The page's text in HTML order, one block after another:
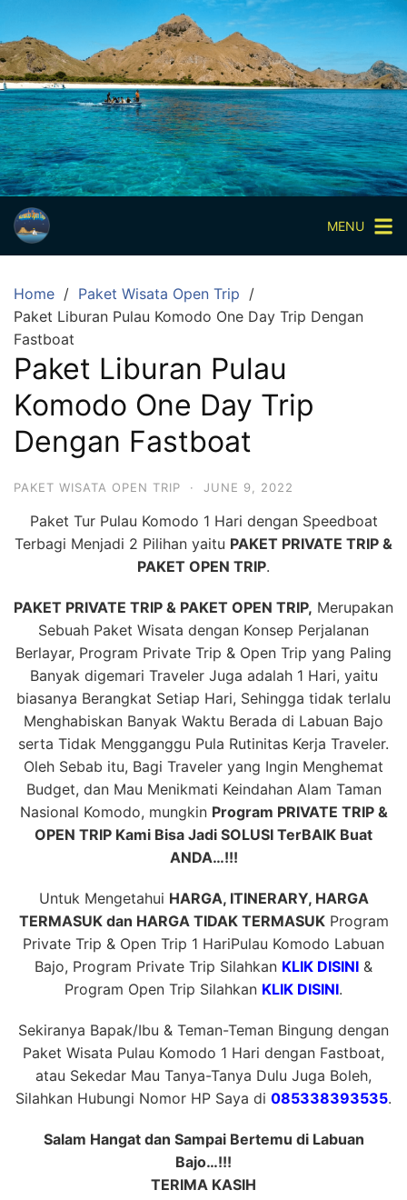
content
Paket
Wisata
Sharing
Trip
Komodo
Paket
Wisata
Open
Pulau
Komodo
Labuan
Bajo
3
Hari
2
Malam,
Hari
1
dan
Hari
Penuh
MENU
Home
Paket Wisata Open Trip
Paket Liburan Pulau Komodo One Day Trip Dengan
Fastboat
Paket Liburan Pulau
Komodo One Day Trip
Dengan Fastboat
PAKET WISATA OPEN TRIP · JUNE 9, 2022
Paket Tur Pulau Komodo 1 Hari dengan Speedboat
Terbagi Menjadi 2 Pilihan yaitu PAKET PRIVATE TRIP &
PAKET OPEN TRIP.
PAKET PRIVATE TRIP & PAKET OPEN TRIP, Merupakan
Sebuah Paket Wisata dengan Konsep Perjalanan
Berlayar, Program Private Trip & Open Trip yang Paling
Banyak digemari Traveler Juga adalah 1 Hari, yaitu
biasanya Berangkat Setiap Hari, Sehingga tidak terlalu
Menghabiskan Banyak Waktu Berada di Labuan Bajo
serta Tidak Mengganggu Pula Rutinitas Kerja Traveler.
Oleh Sebab itu, Bagi Traveler yang Ingin Menghemat
Budget, dan Mau Menikmati Keindahan Alam Taman
Nasional Komodo, mungkin Program PRIVATE TRIP &
OPEN TRIP Kami Bisa Jadi SOLUSI TerBAIK Buat
ANDA…!!!
Untuk Mengetahui HARGA, ITINERARY, HARGA
TERMASUK dan HARGA TIDAK TERMASUKProgram
Private Trip & Open Trip 1 HariPulau Komodo Labuan
Bajo, Program Private Trip Silahkan KLIK DISINI &
Program Open Trip Silahkan KLIK DISINI.
Sekiranya Bapak/Ibu & Teman-Teman Bingung dengan
Paket Wisata Pulau Komodo 1 Hari dengan Fastboat,
atau Sekedar Mau Tanya-Tanya Dulu Juga Boleh,
Silahkan Hubungi Nomor HP Saya di 085338393535.
Salam Hangat dan Sampai Bertemu di Labuan
Bajo…!!!
TERIMA KASIH